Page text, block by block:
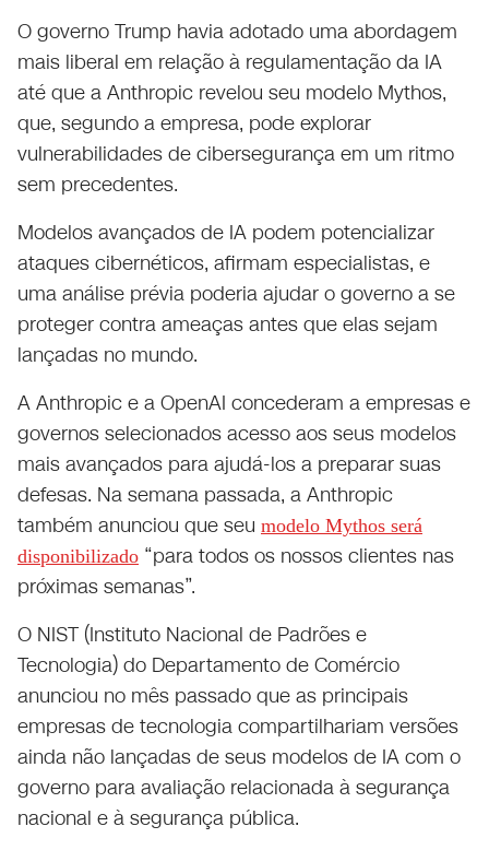
O governo Trump havia adotado uma abordagem
mais liberal em relação à regulamentação da IA ​​
até que a Anthropic revelou seu modelo Mythos,
que, segundo a empresa, pode explorar
vulnerabilidades de cibersegurança em um ritmo
sem precedentes.
Modelos avançados de IA podem potencializar
ataques cibernéticos, afirmam especialistas, e
uma análise prévia poderia ajudar o governo a se
proteger contra ameaças antes que elas sejam
lançadas no mundo.
A Anthropic e a OpenAI concederam a empresas e
governos selecionados acesso aos seus modelos
mais avançados para ajudá-los a preparar suas
defesas. Na semana passada, a Anthropic
também anunciou que seu modelo Mythos será
disponibilizado “para todos os nossos clientes nas
próximas semanas”.
O NIST (Instituto Nacional de Padrões e
Tecnologia) do Departamento de Comércio
anunciou no mês passado que as principais
empresas de tecnologia compartilhariam versões
ainda não lançadas de seus modelos de IA com o
governo para avaliação relacionada à segurança
nacional e à segurança pública.